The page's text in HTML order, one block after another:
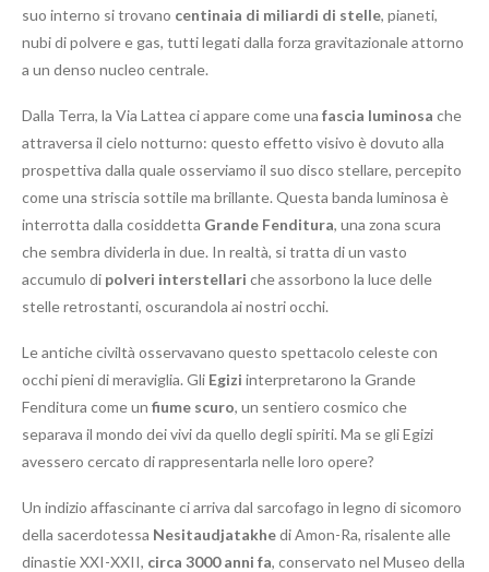
suo interno si trovano centinaia di miliardi di stelle, pianeti,
nubi di polvere e gas, tutti legati dalla forza gravitazionale attorno
a un denso nucleo centrale.
Dalla Terra, la Via Lattea ci appare come una fascia luminosa che
attraversa il cielo notturno: questo effetto visivo è dovuto alla
prospettiva dalla quale osserviamo il suo disco stellare, percepito
come una striscia sottile ma brillante. Questa banda luminosa è
interrotta dalla cosiddetta Grande Fenditura, una zona scura
che sembra dividerla in due. In realtà, si tratta di un vasto
accumulo di polveri interstellari che assorbono la luce delle
stelle retrostanti, oscurandola ai nostri occhi.
Le antiche civiltà osservavano questo spettacolo celeste con
occhi pieni di meraviglia. Gli Egizi interpretarono la Grande
Fenditura come un fiume scuro, un sentiero cosmico che
separava il mondo dei vivi da quello degli spiriti. Ma se gli Egizi
avessero cercato di rappresentarla nelle loro opere?
Un indizio affascinante ci arriva dal sarcofago in legno di sicomoro
della sacerdotessa Nesitaudjatakhedi Amon-Ra, risalente alle
dinastie XXI-XXII, circa 3000 anni fa, conservato nel Museo della